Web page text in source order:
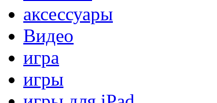
аксессуары
Видео
игра
игры